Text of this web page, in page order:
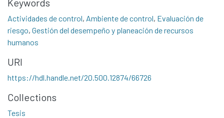
Communities & Collections
All of DSpace
Statistics
Políticas
Keywords
Actividades de control, Ambiente de control, Evaluación de
riesgo, Gestión del desempeño y planeación de recursos
humanos
URI
https://hdl.handle.net/20.500.12874/66726
Collections
Tesis